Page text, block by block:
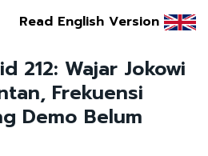
Read English Version
212: Wajar Jokowi
Frekuensi
Demo Belum